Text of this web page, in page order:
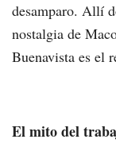
desamparo. Allí
nostalgia de
Buenavista es el
El mito del